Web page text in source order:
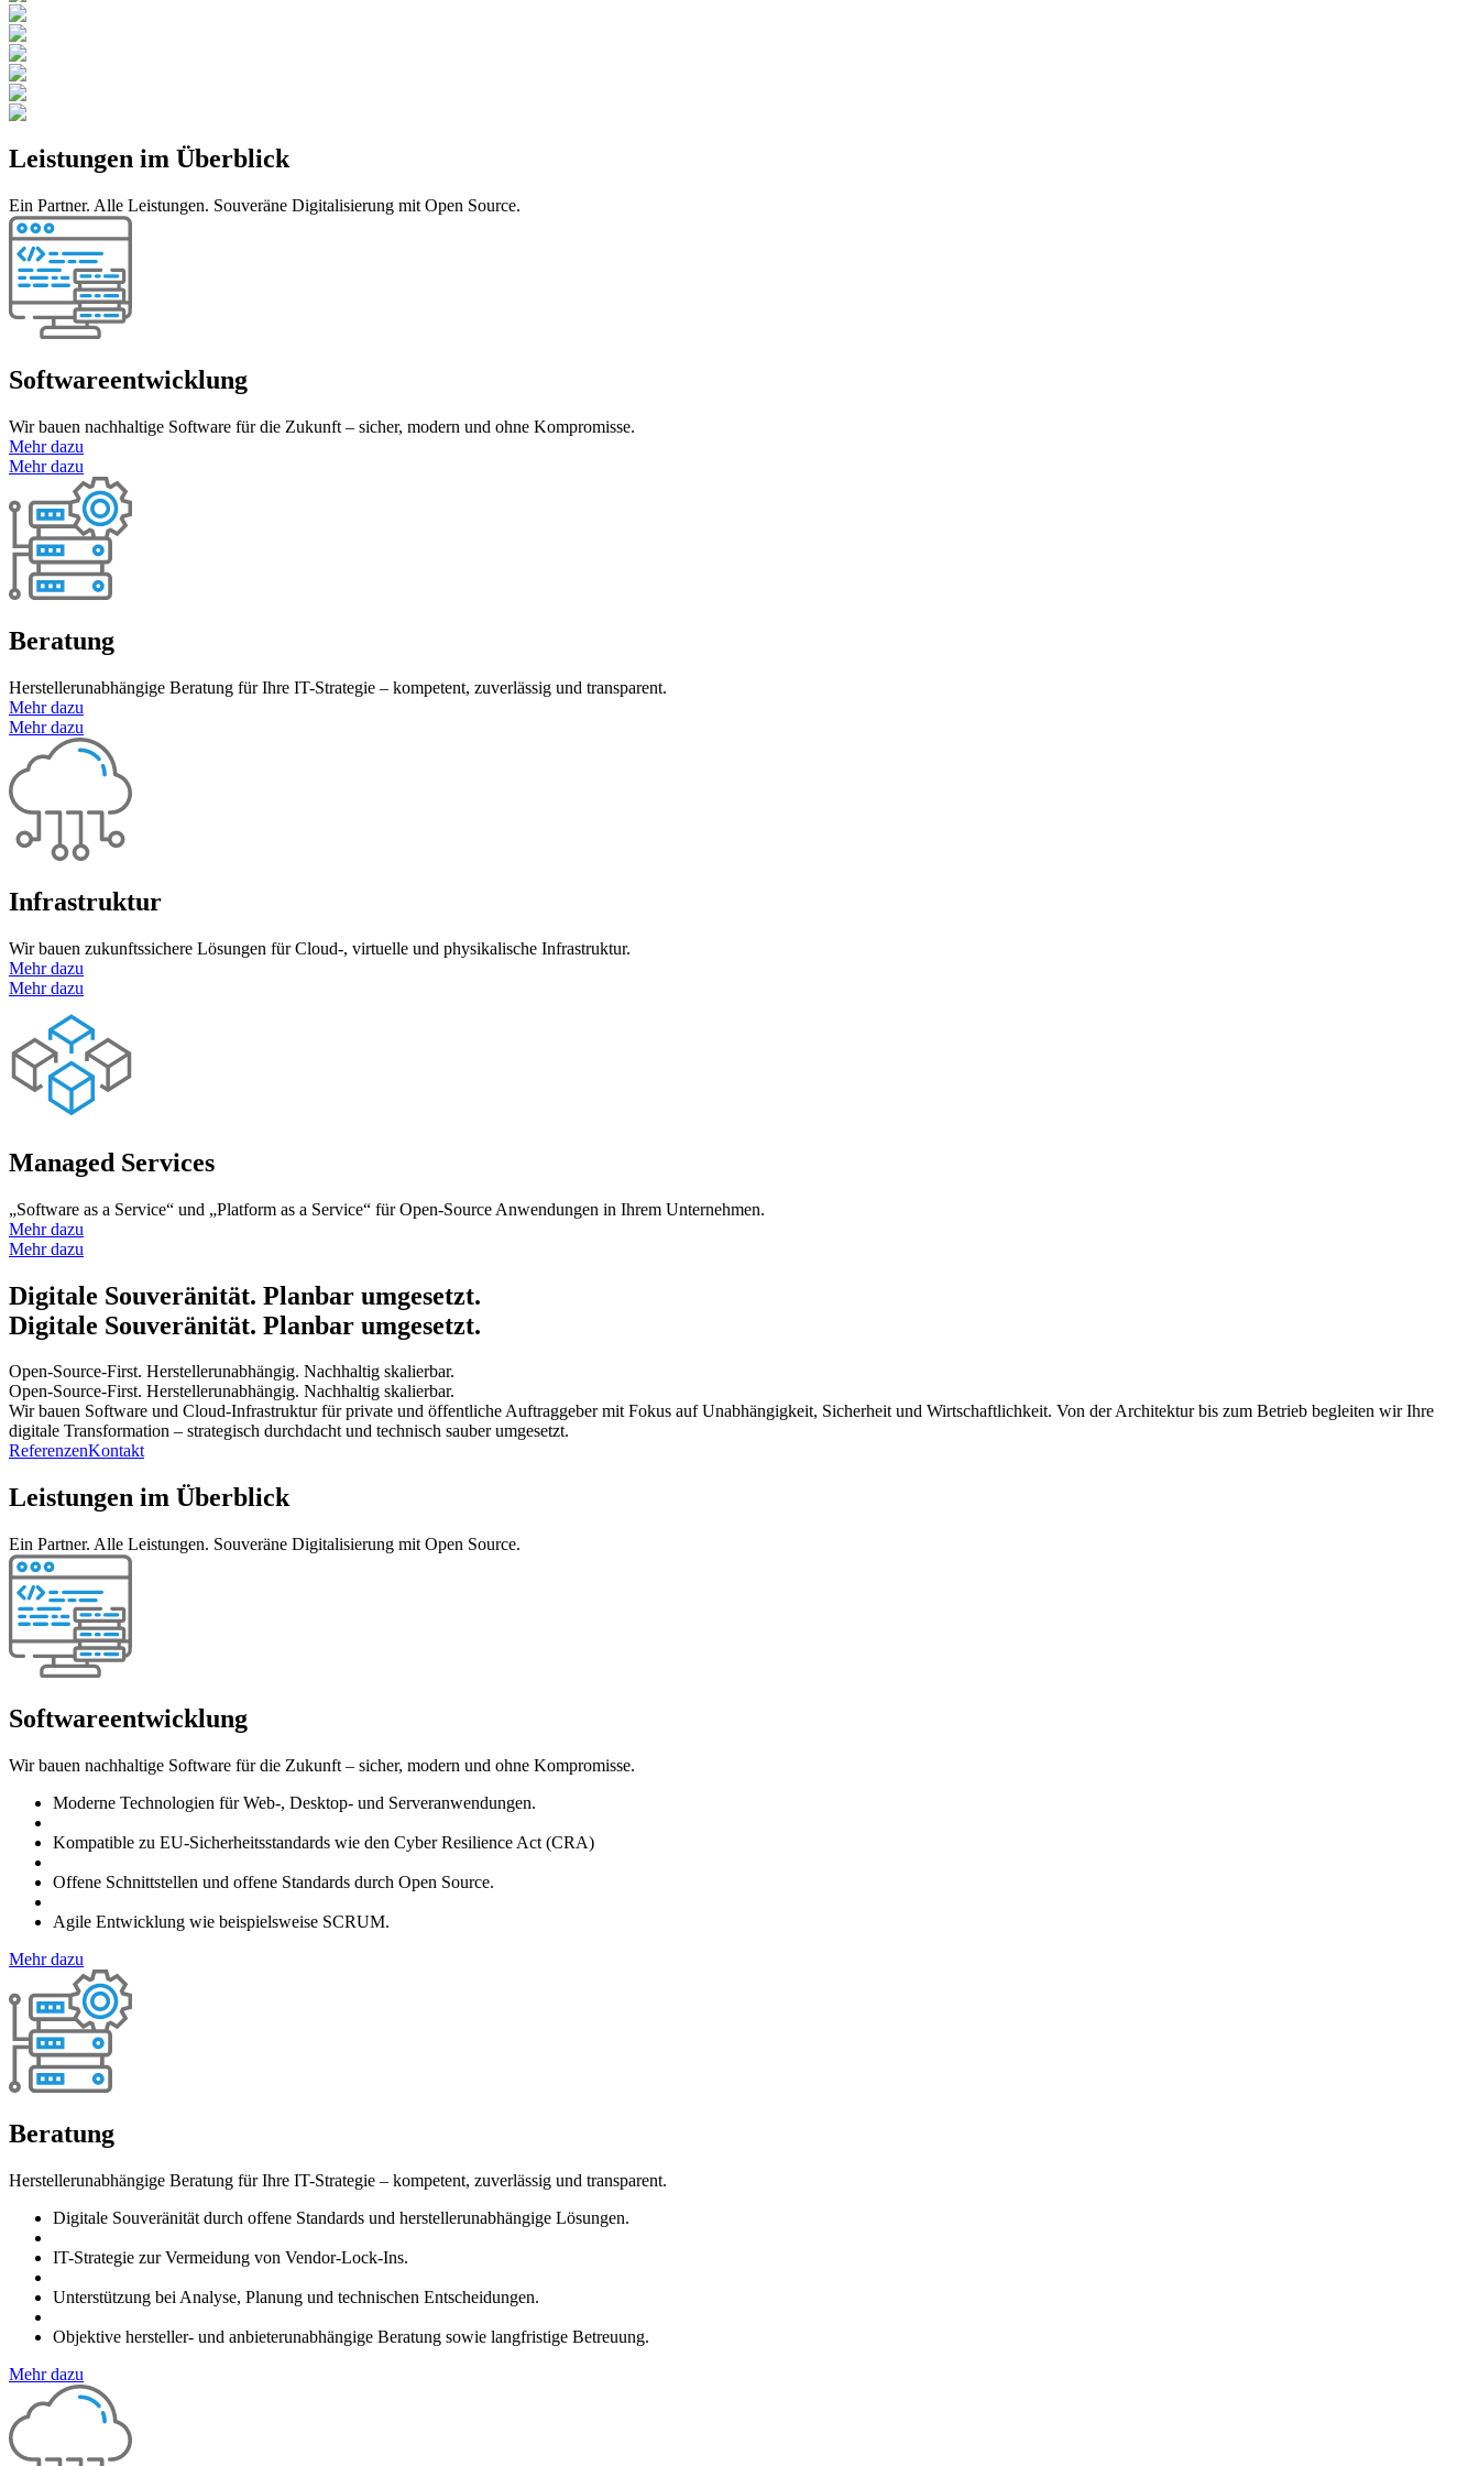
Leistungen im Überblick
Ein Partner. Alle Leistungen. Souveräne Digitalisierung mit Open Source.
Softwareentwicklung
Wir bauen nachhaltige Software für die Zukunft – sicher, modern und ohne Kompromisse.
Mehr dazu
Mehr dazu
Beratung
Herstellerunabhängige Beratung für Ihre IT-Strategie – kompetent, zuverlässig und transparent.
Mehr dazu
Mehr dazu
Infrastruktur
Wir bauen zukunftssichere Lösungen für Cloud-, virtuelle und physikalische Infrastruktur.
Mehr dazu
Mehr dazu
Managed Services
„Software as a Service“ und „Platform as a Service“ für Open-Source Anwendungen in Ihrem Unternehmen.
Mehr dazu
Mehr dazu
Digitale Souveränität. Planbar umgesetzt.
Digitale Souveränität. Planbar umgesetzt.
Open-Source-First. Herstellerunabhängig. Nachhaltig skalierbar.
Open-Source-First. Herstellerunabhängig. Nachhaltig skalierbar.
Wir bauen Software und Cloud-Infrastruktur fürprivate und öffentliche Auftraggebermit Fokus auf Unabhängigkeit, Sicherheit und Wirtschaftlichkeit. Von der Architektur bis zum Betrieb begleiten wir Ihre
digitale Transformation – strategisch durchdacht und technisch sauber umgesetzt.
ReferenzenKontakt
Leistungen im Überblick
Ein Partner. Alle Leistungen. Souveräne Digitalisierung mit Open Source.
Softwareentwicklung
Wir bauen nachhaltige Software für die Zukunft – sicher, modern und ohne Kompromisse.
Moderne Technologien für Web-, Desktop- und Serveranwendungen.
Kompatible zu EU-Sicherheitsstandards wie den Cyber Resilience Act (CRA)
Offene Schnittstellen und offene Standards durch Open Source.
Agile Entwicklung wie beispielsweise SCRUM.
Mehr dazu
Beratung
Herstellerunabhängige Beratung für Ihre IT-Strategie – kompetent, zuverlässig und transparent.
Digitale Souveränität durch offene Standards und herstellerunabhängige Lösungen.
IT-Strategie zur Vermeidung von Vendor-Lock-Ins.
Unterstützung bei Analyse, Planung und technischen Entscheidungen.
Objektive hersteller- und anbieterunabhängige Beratung sowie langfristige Betreuung.
Mehr dazu